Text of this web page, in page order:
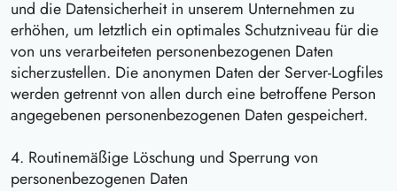
und die Datensicherheit in unserem Unternehmen zu
erhöhen, um letztlich ein optimales Schutzniveau für die
von uns verarbeiteten personenbezogenen Daten
sicherzustellen. Die anonymen Daten der Server-Logfiles
werden getrennt von allen durch eine betroffene Person
angegebenen personenbezogenen Daten gespeichert.
4. Routinemäßige Löschung und Sperrung von
personenbezogenen Daten